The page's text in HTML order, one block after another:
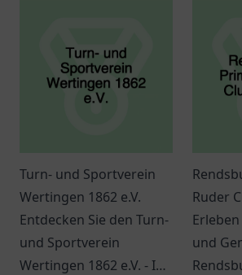
Turn- und Sportverein
Wertingen 1862 e.V.
Entdecken Sie den Turn-
und Sportverein
Wertingen 1862 e.V. - Ihr
Ruder
und